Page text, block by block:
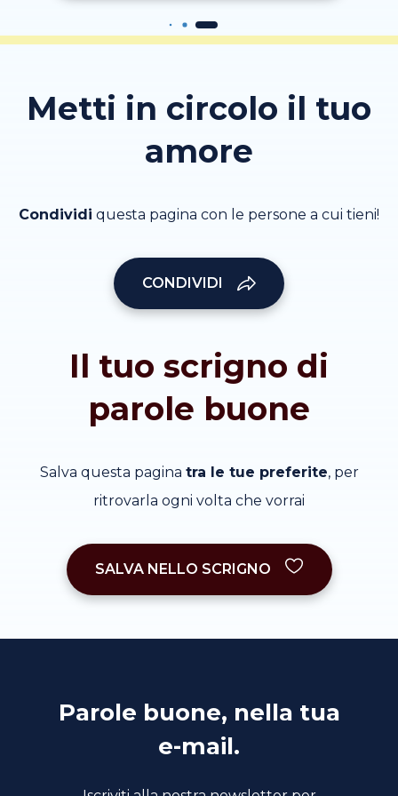
Metti in circolo il tuo
amore
Condividi questa pagina con le persone a cui tieni!
CONDIVIDI
Il tuo scrigno di
parole buone
Salva questa pagina tra le tue preferite, per
ritrovarla ogni volta che vorrai
SALVA NELLO SCRIGNO
Parole buone, nella tua
e-mail.